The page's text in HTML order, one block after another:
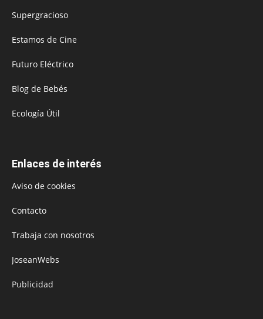
Supergracioso
Estamos de Cine
Futuro Eléctrico
Blog de Bebés
Ecología Útil
Enlaces de interés
Aviso de cookies
Contacto
Trabaja con nosotros
JoseanWebs
Publicidad